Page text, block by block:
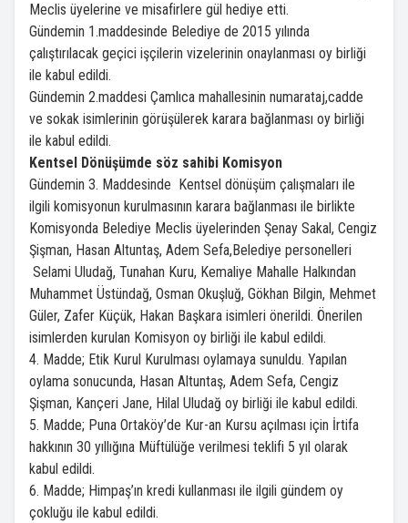
Meclis üyelerine ve misafirlere gül hediye etti.
Gündemin 1.maddesinde Belediye de 2015 yılında
çalıştırılacak geçici işçilerin vizelerinin onaylanması oy birliği
ile kabul edildi.
Gündemin 2.maddesi Çamlıca mahallesinin numarataj,cadde
ve sokak isimlerinin görüşülerek karara bağlanması oy birliği
ile kabul edildi.
Kentsel Dönüşümde söz sahibi Komisyon
Gündemin 3. Maddesinde Kentsel dönüşüm çalışmaları ile
ilgili komisyonun kurulmasının karara bağlanması ile birlikte
Komisyonda Belediye Meclis üyelerinden Şenay Sakal, Cengiz
Şişman, Hasan Altuntaş, Adem Sefa,Belediye personelleri
Selami Uludağ, Tunahan Kuru, Kemaliye Mahalle Halkından
Muhammet Üstündağ, Osman Okuşluğ, Gökhan Bilgin, Mehmet
Güler, Zafer Küçük, Hakan Başkara isimleri önerildi. Önerilen
isimlerden kurulan Komisyon oy birliği ile kabul edildi.
4. Madde; Etik Kurul Kurulması oylamaya sunuldu. Yapılan
oylama sonucunda, Hasan Altuntaş, Adem Sefa, Cengiz
Şişman, Kançeri Jane, Hilal Uludağ oy birliği ile kabul edildi.
5. Madde; Puna Ortaköy’de Kur-an Kursu açılması için İrtifa
hakkının 30 yıllığına Müftülüğe verilmesi teklifi 5 yıl olarak
kabul edildi.
6. Madde; Himpaş’ın kredi kullanması ile ilgili gündem oy
çokluğu ile kabul edildi.